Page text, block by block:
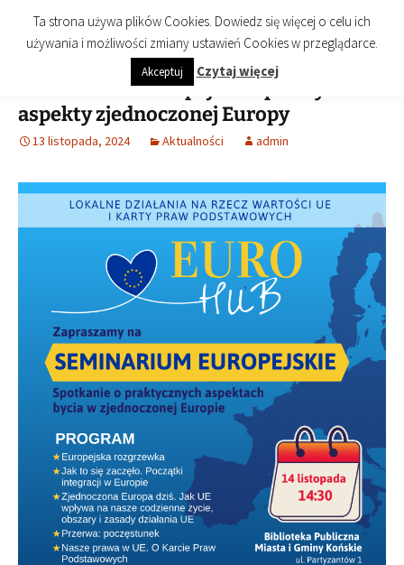
treści
Biblioteka Publiczna Miasta i
Gminy Końskie
imienia Cezarego Chlebowskiego
Menu
Seminarium Europejskie- praktyczne
aspekty zjednoczonej Europy
13 listopada, 2024 Aktualności admin
Ta strona używa plików Cookies. Dowiedz się więcej o celu ich
używania i możliwości zmiany ustawień Cookies w przeglądarce.
Akceptuj Czytaj więcej